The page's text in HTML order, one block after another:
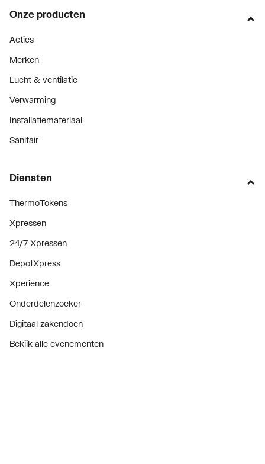
Onze producten
Acties
Merken
Lucht & ventilatie
Verwarming
Installatiemateriaal
Sanitair
Diensten
ThermoTokens
Xpressen
24/7 Xpressen
DepotXpress
Xperience
Onderdelenzoeker
Digitaal zakendoen
Bekijk alle evenementen